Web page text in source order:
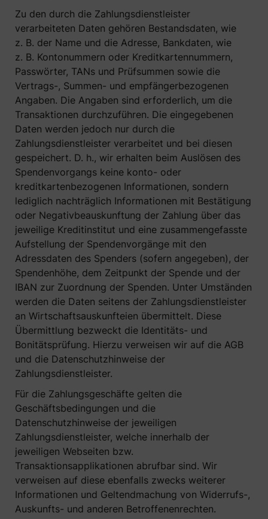
Zu den durch die Zahlungsdienstleister
verarbeiteten Daten gehören Bestandsdaten, wie
z. B. der Name und die Adresse, Bankdaten, wie
z. B. Kontonummern oder Kreditkartennummern,
Passwörter, TANs und Prüfsummen sowie die
Vertrags-, Summen- und empfängerbezogenen
Angaben. Die Angaben sind erforderlich, um die
Transaktionen durchzuführen. Die eingegebenen
Daten werden jedoch nur durch die
Zahlungsdienstleister verarbeitet und bei diesen
gespeichert. D. h., wir erhalten beim Auslösen des
Spendenvorgangs keine konto- oder
kreditkartenbezogenen Informationen, sondern
lediglich nachträglich Informationen mit Bestätigung
oder Negativbeauskunftung der Zahlung über das
jeweilige Kreditinstitut und eine zusammengefasste
Aufstellung der Spendenvorgänge mit den
Adressdaten des Spenders (sofern angegeben), der
Spendenhöhe, dem Zeitpunkt der Spende und der
IBAN zur Zuordnung der Spenden. Unter Umständen
werden die Daten seitens der Zahlungsdienstleister
an Wirtschaftsauskunfteien übermittelt. Diese
Übermittlung bezweckt die Identitäts- und
Bonitätsprüfung. Hierzu verweisen wir auf die AGB
und die Datenschutzhinweise der
Zahlungsdienstleister.
Für die Zahlungsgeschäfte gelten die
Geschäftsbedingungen und die
Datenschutzhinweise der jeweiligen
Zahlungsdienstleister, welche innerhalb der
jeweiligen Webseiten bzw.
Transaktionsapplikationen abrufbar sind. Wir
verweisen auf diese ebenfalls zwecks weiterer
Informationen und Geltendmachung von Widerrufs-,
Auskunfts- und anderen Betroffenenrechten.